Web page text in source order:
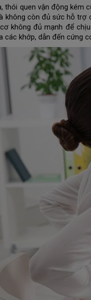
thói quen vận động kém
không còn đủ sức hỗ trợ
không đủ mạnh để
các khớp, dẫn đến cứng